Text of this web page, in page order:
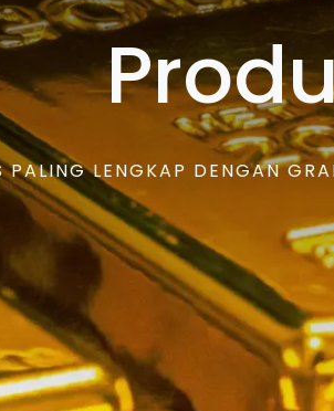
PALING LENGKAP DENGAN